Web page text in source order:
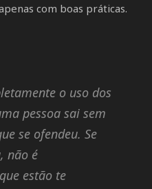
com boas práticas.
o uso dos
pessoa sai sem
se ofendeu. Se
não é
estão te